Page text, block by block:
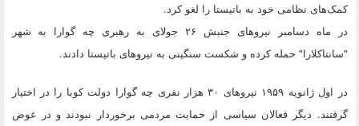
كمک‌های نظامی خود به باتیستا را لغو كرد.
در ماه دسامبر نیروهای جنبش ۲۶ جولای به رهبری چه گوارا به شهر
"سانتاكلارا" حمله كرده و شكست سنگینی به نیروهای باتیستا دادند.
در اول ژانویه ۱۹۵۹ نیروهای ۳۰ هزار نفری چه گوارا دولت كوبا را در اختیار
گرفتند. دیگر فعالان سیاسی از حمایت مردمی برخوردار نبودند و در عوض